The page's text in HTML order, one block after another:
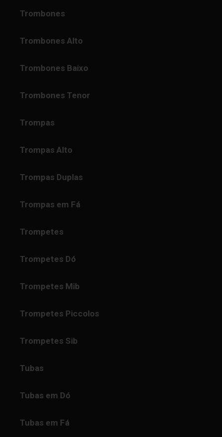
Trombones
Trombones Alto
Trombones Baixo
Trombones Tenor
Trompas
Trompas Alto
Trompas Duplas
Trompas em Fá
Trompetes
Trompetes Dó
Trompetes Mib
Trompetes Piccolos
Trompetes Sib
Tubas
Tubas em Dó
Tubas em Fá